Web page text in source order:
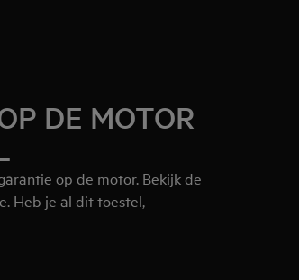
DE MOTOR
op de motor. Bekijk de
Heb je al dit toestel,